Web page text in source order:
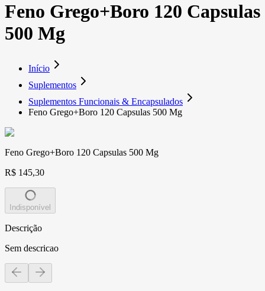
Feno Grego+Boro 120 Capsulas
500 Mg
Início
Suplementos
Suplementos Funcionais & Encapsulados
Feno Grego+Boro 120 Capsulas 500 Mg
Feno Grego+Boro 120 Capsulas 500 Mg
R$ 145,30
Indisponível
Descrição
Sem descricao